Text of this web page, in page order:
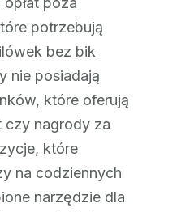
potrzebują
bez bik
nie posiadają
które oferują
czy nagrody za
które
na codziennych
narzędzie dla